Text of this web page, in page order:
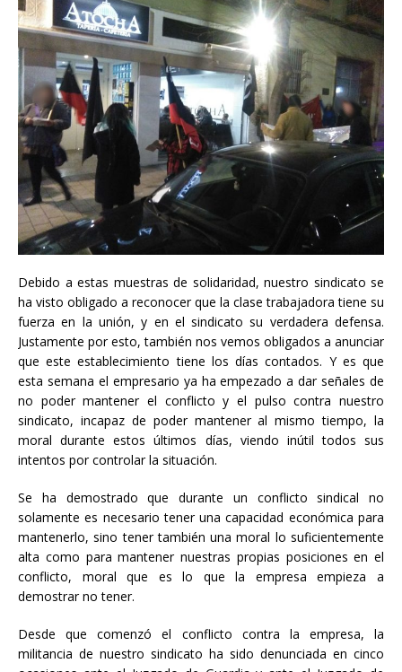
Debido a estas muestras de solidaridad, nuestro sindicato se
ha visto obligado a reconocer que la clase trabajadora tiene su
fuerza en la unión, y en el sindicato su verdadera defensa.
Justamente por esto, también nos vemos obligados a anunciar
que este establecimiento tiene los días contados. Y es que
esta semana el empresario ya ha empezado a dar señales de
no poder mantener el conflicto y el pulso contra nuestro
sindicato, incapaz de poder mantener al mismo tiempo, la
moral durante estos últimos días, viendo inútil todos sus
intentos por controlar la situación.
Se ha demostrado que durante un conflicto sindical no
solamente es necesario tener una capacidad económica para
mantenerlo, sino tener también una moral lo suficientemente
alta como para mantener nuestras propias posiciones en el
conflicto, moral que es lo que la empresa empieza a
demostrar no tener.
Desde que comenzó el conflicto contra la empresa, la
militancia de nuestro sindicato ha sido denunciada en cinco